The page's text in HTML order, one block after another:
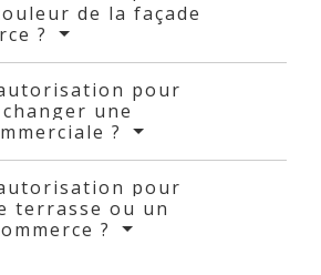
de la façade
?
pour
une
?
pour
terrasse ou un
?